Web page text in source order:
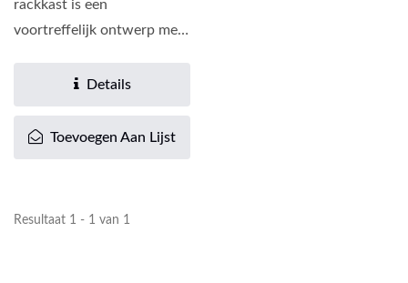
rackkast is een
voortreffelijk ontwerp met
Met het gelaste...
Details
Toevoegen Aan Lijst
Resultaat 1 - 1 van 1